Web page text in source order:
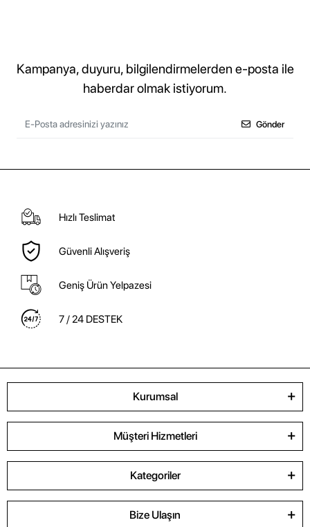
Kampanya, duyuru, bilgilendirmelerden e-posta ile
haberdar olmak istiyorum.
Gönder
Hızlı Teslimat
Güvenli Alışveriş
Geniş Ürün Yelpazesi
7 / 24 DESTEK
Kurumsal
Müşteri Hizmetleri
Kategoriler
Bize Ulaşın